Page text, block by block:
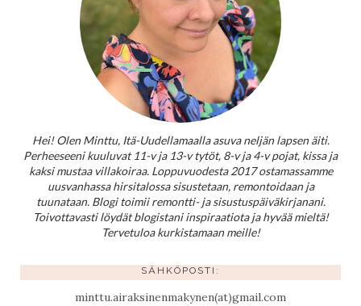
Hei! Olen Minttu, Itä-Uudellamaalla asuva neljän lapsen äiti.
Perheeseeni kuuluvat 11-v ja 13-v tytöt, 8-v ja 4-v pojat, kissa ja
kaksi mustaa villakoiraa. Loppuvuodesta 2017 ostamassamme
uusvanhassa hirsitalossa sisustetaan, remontoidaan ja
tuunataan. Blogi toimii remontti- ja sisustuspäiväkirjanani.
Toivottavasti löydät blogistani inspiraatiota ja hyvää mieltä!
Tervetuloa kurkistamaan meille!
SÄHKÖPOSTI:
minttu.airaksinenmakynen(at)gmail.com